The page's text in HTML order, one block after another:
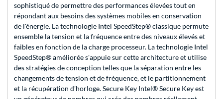
sophistiqué de permettre des performances élevées tout en
répondant aux besoins des systèmes mobiles en conservation
de l'énergie. La technologie Intel SpeedStep® classique permute
ensemble la tension et la fréquence entre des niveaux élevés et
faibles en fonction de la charge processeur. La technologie Intel
SpeedStep® améliorée s'appuie sur cette architecture et utilise
des stratégies de conception telles que la séparation entre les
changements de tension et de fréquence, et le partitionnement
et la récupération d'horloge. Secure Key Intel® Secure Key est